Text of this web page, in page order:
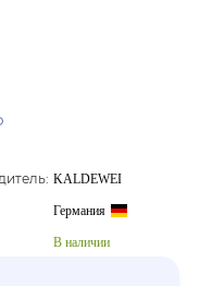
KALDEWEI
Германия
В наличии